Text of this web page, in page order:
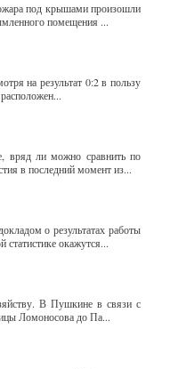
под крышами произошли
помещения ...
на результат 0:2 в пользу
вряд ли можно сравнить по
в последний момент из...
о результатах работы
окажутся...
В Пушкине в связи с
Ломоносова до Па...